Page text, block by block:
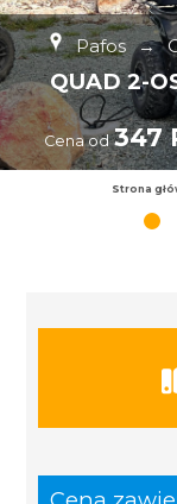
Pafos →
QUAD 2-
Cena od 347
Strona